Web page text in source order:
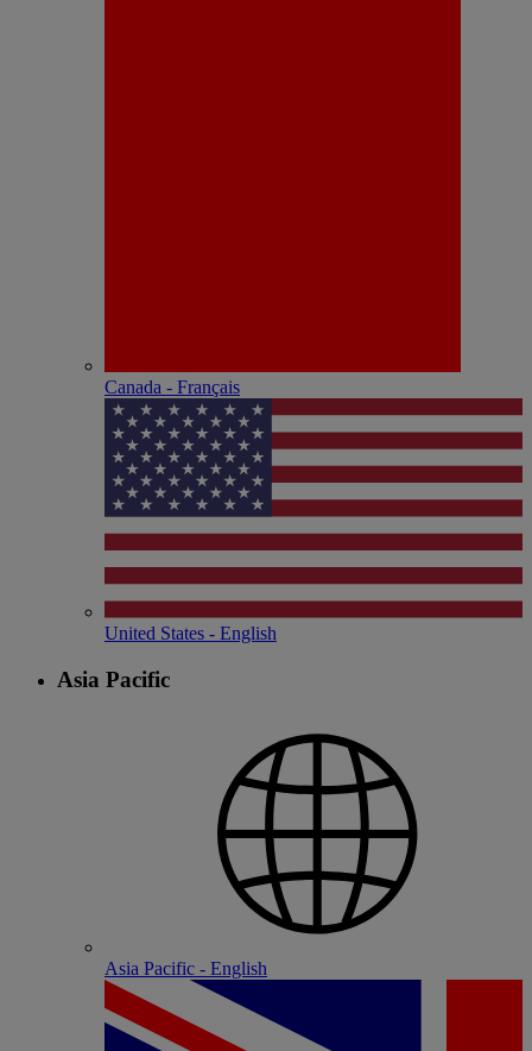
Canada - Français
United States - English
Asia Pacific
Asia Pacific - English